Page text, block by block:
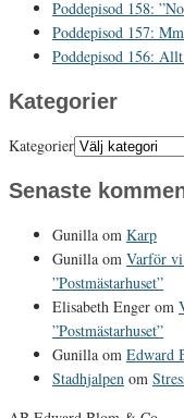
Poddepisod 158:
Poddepisod 157:
Poddepisod 156:
Kategorier
Kategorier
Senaste
Gunilla om Karp
Gunilla om Varför
”Postmästarhuset”
Elisabeth Enger om
”Postmästarhuset”
Gunilla om Edward
Stadhjalpen om